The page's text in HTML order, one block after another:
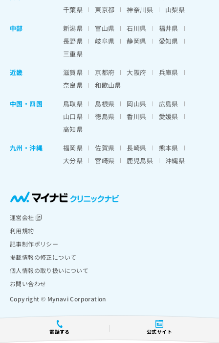
電話する 公式サイト
千葉県
東京都 神奈川県
山梨県
中部
新潟県 富山県 石川県
福井県
長野県
岐阜県 静岡県
愛知県
三重県
近畿
滋賀県 京都府 大阪府
兵庫県
奈良県
和歌山県
中国・四国
鳥取県 島根県 岡山県
広島県
山口県
徳島県 香川県
愛媛県
高知県
九州・沖縄
福岡県 佐賀県 長崎県
熊本県
大分県
宮崎県 鹿児島県 沖縄県
運営会社
利用規約
記事制作ポリシー
掲載情報の修正について
個人情報の取り扱いについて
お問い合わせ
Copyright © Mynavi Corporation